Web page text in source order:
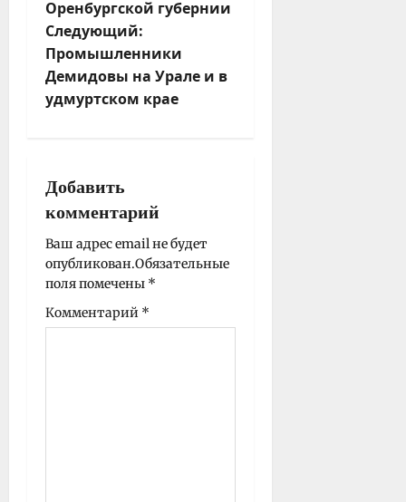
в
и
г
а
ц
а
п
и
с
и
Оренбургской губернии
Следующий:
Промышленники
Демидовы на Урале и в
удмуртском крае
Добавить
комментарий
Ваш адрес email не будет
опубликован.Обязательные
поля помечены *
Комментарий *